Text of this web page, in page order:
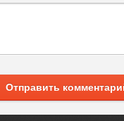
Отправить